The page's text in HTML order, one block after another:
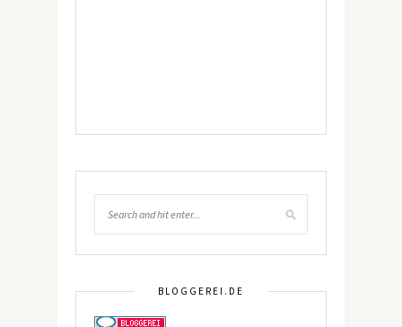
BLOGGEREI.DE